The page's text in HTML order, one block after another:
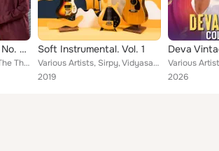
Pagalkarudhi - Kural No. 852
Lydian Nadhaswaram, The Thirukkural 1330, Sabesh
Soft Instrumental. Vol. 1
Various Artists, Sirpy, Vidyasagar, Ramana Gokula, Vidhyasagar, S. A. Rajkumar, Manisharma, Bharathwaj, Srikanth Deva, Sabesh, I...
2019
Deva
2026